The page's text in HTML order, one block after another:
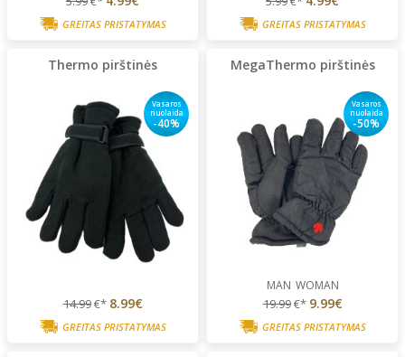
GREITAS PRISTATYMAS GREITAS PRISTATYMAS
Thermo pirštinės
Vasaros
nuolaida
-40%
14.99€* 8.99€
GREITAS PRISTATYMAS
MegaThermo pirštinės
Vasaros
nuolaida
-50%
MAN WOMAN
19.99€* 9.99€
GREITAS PRISTATYMAS